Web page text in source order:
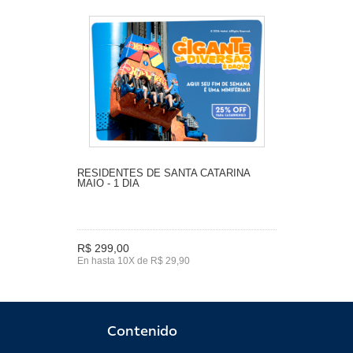
RESIDENTES DE SANTA CATARINA
MAIO - 1 DIA
R$ 299,00
En hasta 10X de R$ 29,90
Contenido